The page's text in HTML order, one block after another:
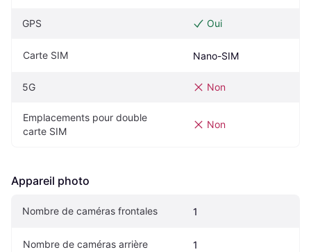
GPS Oui
Carte SIM Nano-SIM
5G Non
Emplacements pour double
carte SIM
Non
Appareil photo
Nombre de caméras frontales 1
Nombre de caméras arrière 1